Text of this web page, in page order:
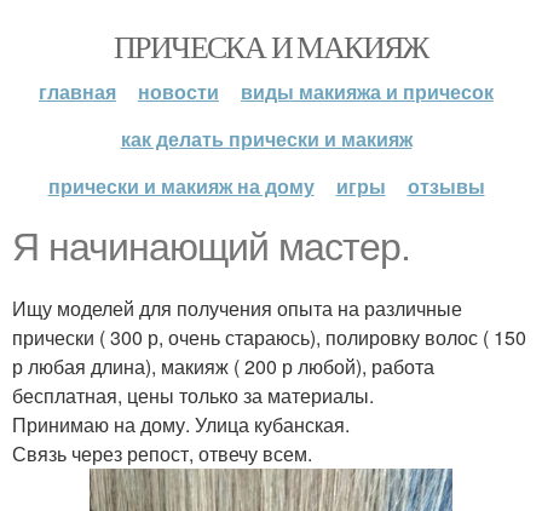
ПРИЧЕСКА И МАКИЯЖ
главная новости
виды макияжа и причесок
как делать прически и макияж
прически и макияж на дому
игры отзывы
Я начинающий мастер.
Ищу моделей для получения опыта на различные
прически ( 300 р, очень стараюсь), полировку волос ( 150
р любая длина), макияж ( 200 р любой), работа
бесплатная, цены только за материалы.
Принимаю на дому. Улица кубанская.
Связь через репост, отвечу всем.